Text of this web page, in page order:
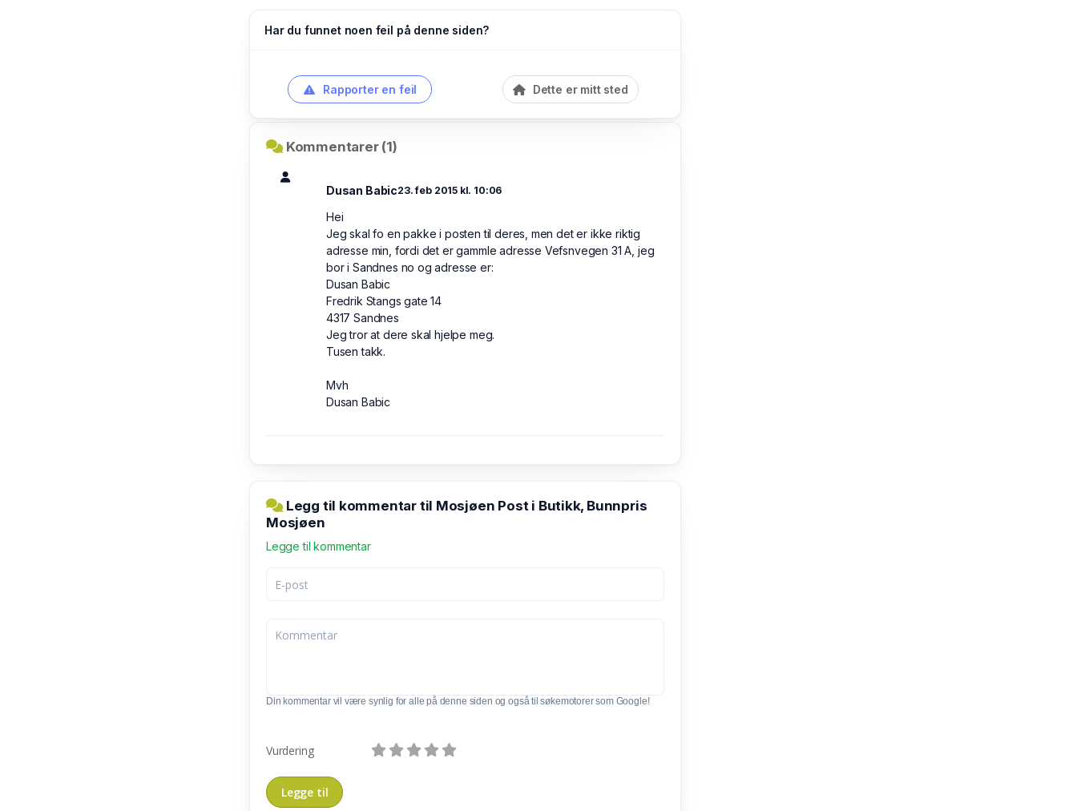
Har du funnet noen feil på denne siden?
Rapporter en feil Dette er mitt sted
Kommentarer (1)
Dusan Babic23. feb 2015 kl. 10:06
Hei
Jeg skal fo en pakke i posten til deres, men det er ikke riktig
adresse min, fordi det er gammle adresse Vefsnvegen 31 A, jeg
bor i Sandnes no og adresse er:
Dusan Babic
Fredrik Stangs gate 14
4317 Sandnes
Jeg tror at dere skal hjelpe meg.
Tusen takk.
Mvh
Dusan Babic
Legg til kommentar til Mosjøen Post i Butikk, Bunnpris
Mosjøen
Legge til kommentar
Din kommentar vil være synlig for alle på denne siden og også til søkemotorer som Google!
Vurdering